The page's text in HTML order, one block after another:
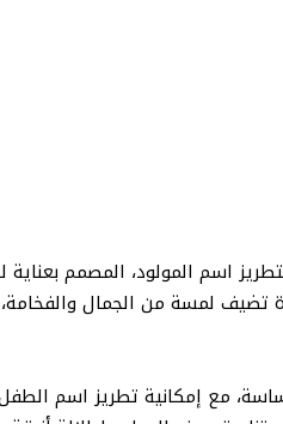
اسم المولود، المصمم بعناية
لمسة من الجمال والفخامة،
مع إمكانية تطريز اسم